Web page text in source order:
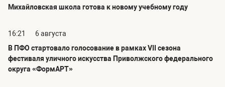
Михайловская школа готова к новому учебному году
16:21
6 августа
В ПФО стартовало голосование в рамках VII сезона
фестиваля уличного искусства Приволжского федерального
округа «ФормАРТ»